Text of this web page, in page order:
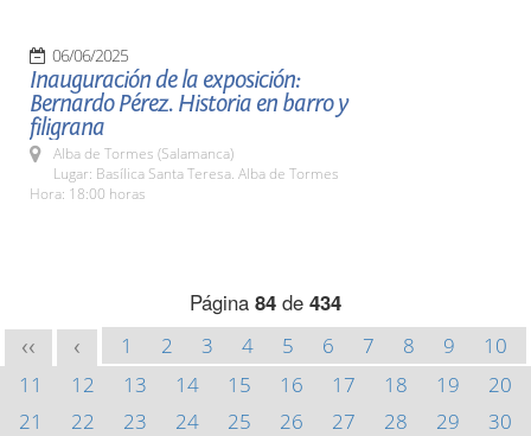
06/06/2025
Inauguración de la exposición:
Bernardo Pérez. Historia en barro y
filigrana
Alba de Tormes (Salamanca)
Lugar: Basílica Santa Teresa. Alba de Tormes
Hora: 18:00 horas
Página 84 de 434
<< < 1 2 3 4 5 6 7 8 9
10
11
12 13 14 15 16 17 18 19
20
21
22 23 24 25 26 27 28 29
30